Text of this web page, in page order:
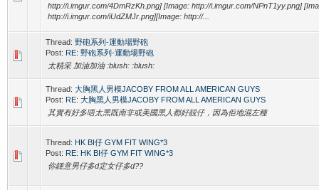
http://i.imgur.com/4DmRzKh.png] [Image: http://i.imgur.com/NPnT1yy.png]
http://i.imgur.com/iUdZMJr.png][Image: http://...
Thread: 野砲系列-運動場野砲
Post: RE: 野砲系列-運動場野砲
太精采 加油加油 :blush: :blush:
Thread: 大胸黑人男模JACOBY FROM ALL AMERICAN GUYS
Post: RE: 大胸黑人男模JACOBY FROM ALL AMERICAN GUYS
其實有好多唔太黑既南非或美國黑人都好靚仔，因為佢地混左種
Thread: HK BI仔 GYM FIT WING*3
Post: RE: HK BI仔 GYM FIT WING*3
你鍾意男仔多d定女仔多d??